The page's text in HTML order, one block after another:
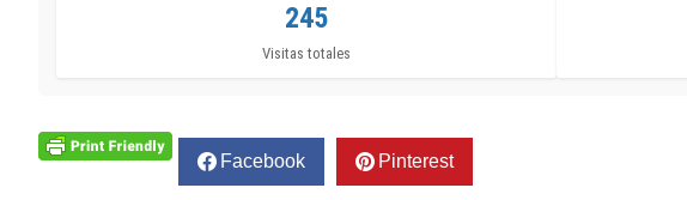
245
Visitas totales
Facebook Pinterest